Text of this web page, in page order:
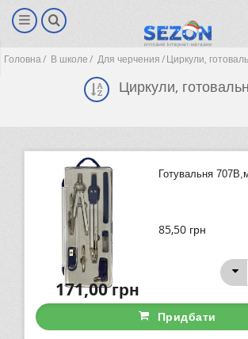
Головна В школе Для черчения Циркули,
Циркули,
Готувальня
85,50 грн
171,00грн
Придбати